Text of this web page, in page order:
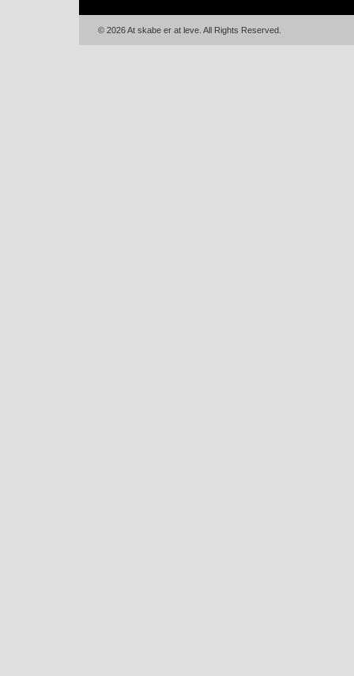
© 2026 At skabe er at leve. All Rights Reserved.